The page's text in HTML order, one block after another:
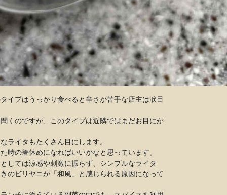
イプはうっかり食べると辛さが苦手な店主は涙目
くのですが、このタイプは近隣ではまだお目にか
ライタもたくさん目にします。
時の箸休めになればいいかなと思っています。
しては涼感や刺激に振らず、シンプルなライタ
のビリヤニが「和風」と感じられる原因になって